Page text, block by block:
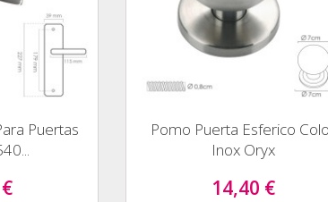
Puertas
Pomo Puerta Esferico
Inox Oryx
14,40 €